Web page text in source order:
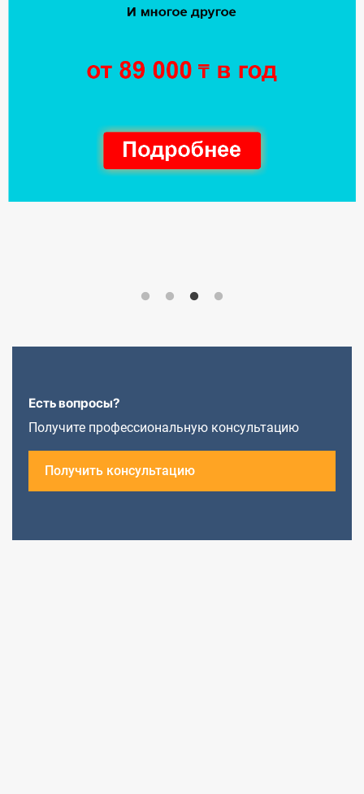
Есть вопросы?
Получите профессиональную консультацию
Получить консультацию